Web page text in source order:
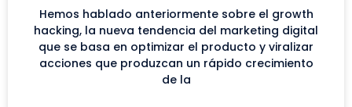
Hemos hablado anteriormente sobre el growth
hacking, la nueva tendencia del marketing digital
que se basa en optimizar el producto y viralizar
acciones que produzcan un rápido crecimiento
de la